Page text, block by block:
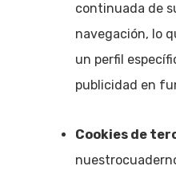
continuada de
navegación, lo
un perfil
publicidad en
Cookies de